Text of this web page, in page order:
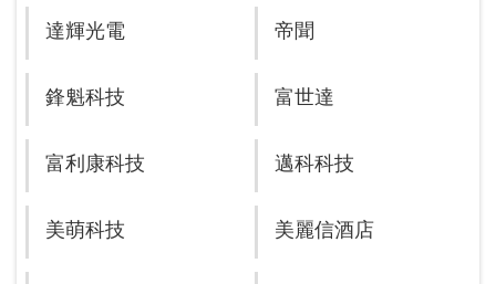
達輝光電 帝聞
鋒魁科技 富世達
富利康科技 邁科科技
美萌科技 美麗信酒店